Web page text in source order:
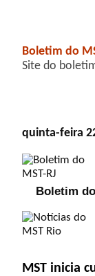
Boletim do
Site do
quinta-feira
Boletim
MST inicia